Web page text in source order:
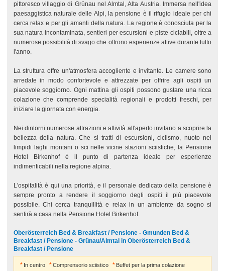
pittoresco villaggio di Grünau nel Almtal, Alta Austria. Immersa nell'idea
paesaggistica naturale delle Alpi, la pensione è il rifugio ideale per chi
cerca relax e per gli amanti della natura. La regione è conosciuta per la
sua natura incontaminata, sentieri per escursioni e piste ciclabili, oltre a
numerose possibilità di svago che offrono esperienze attive durante tutto
l'anno.
La struttura offre un'atmosfera accogliente e invitante. Le camere sono
arredate in modo confortevole e attrezzate per offrire agli ospiti un
piacevole soggiorno. Ogni mattina gli ospiti possono gustare una ricca
colazione che comprende specialità regionali e prodotti freschi, per
iniziare la giornata con energia.
Nei dintorni numerose attrazioni e attività all'aperto invitano a scoprire la
bellezza della natura. Che si tratti di escursioni, ciclismo, nuoto nei
limpidi laghi montani o sci nelle vicine stazioni sciistiche, la Pensione
Hotel Birkenhof è il punto di partenza ideale per esperienze
indimenticabili nella regione alpina.
L'ospitalità è qui una priorità, e il personale dedicato della pensione è
sempre pronto a rendere il soggiorno degli ospiti il più piacevole
possibile. Chi cerca tranquillità e relax in un ambiente da sogno si
sentirà a casa nella Pensione Hotel Birkenhof.
Oberösterreich Bed & Breakfast / Pensione - Gmunden Bed &
Breakfast / Pensione - Grünau/Almtal in Oberösterreich Bed &
Breakfast / Pensione
In centro Comprensorio sciistico
Buffet per la prima colazione